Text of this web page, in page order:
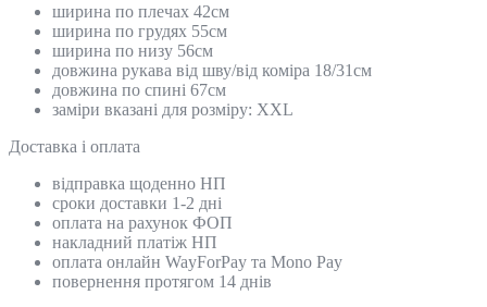
ширина по плечах 42см
ширина по грудях 55см
ширина по низу 56см
довжина рукава від шву/від коміра 18/31см
довжина по спині 67см
заміри вказані для розміру: ХХL
Доставка і оплата
відправка щоденно НП
сроки доставки 1-2 дні
оплата на рахунок ФОП
накладний платіж НП
оплата онлайн WayForPay та Mono Pay
повернення протягом 14 днів